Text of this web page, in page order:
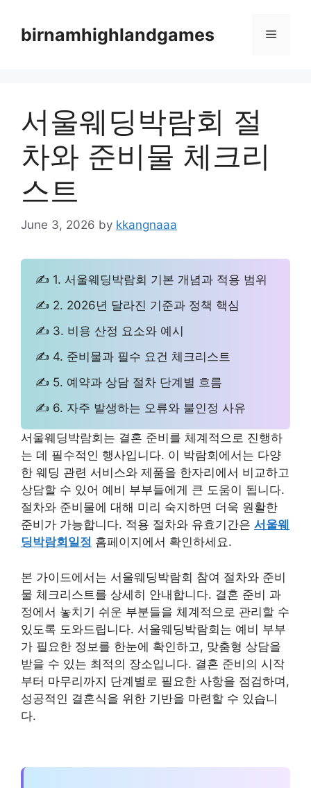
contentbirnamhighlandgames Menu
서울웨딩박람회 절
차와 준비물 체크리
스트
June 3, 2026 by kkangnaaa
✍ 1. 서울웨딩박람회 기본 개념과 적용 범위
✍ 2. 2026년 달라진 기준과 정책 핵심
✍ 3. 비용 산정 요소와 예시
✍ 4. 준비물과 필수 요건 체크리스트
✍ 5. 예약과 상담 절차 단계별 흐름
✍ 6. 자주 발생하는 오류와 불인정 사유
서울웨딩박람회는 결혼 준비를 체계적으로 진행하
는 데 필수적인 행사입니다. 이 박람회에서는 다양
한 웨딩 관련 서비스와 제품을 한자리에서 비교하고
상담할 수 있어 예비 부부들에게 큰 도움이 됩니다.
절차와 준비물에 대해 미리 숙지하면 더욱 원활한
준비가 가능합니다. 적용 절차와 유효기간은 서울웨
딩박람회일정 홈페이지에서 확인하세요.
본 가이드에서는 서울웨딩박람회 참여 절차와 준비
물 체크리스트를 상세히 안내합니다. 결혼 준비 과
정에서 놓치기 쉬운 부분들을 체계적으로 관리할 수
있도록 도와드립니다. 서울웨딩박람회는 예비 부부
가 필요한 정보를 한눈에 확인하고, 맞춤형 상담을
받을 수 있는 최적의 장소입니다. 결혼 준비의 시작
부터 마무리까지 단계별로 필요한 사항을 점검하며,
성공적인 결혼식을 위한 기반을 마련할 수 있습니
다.